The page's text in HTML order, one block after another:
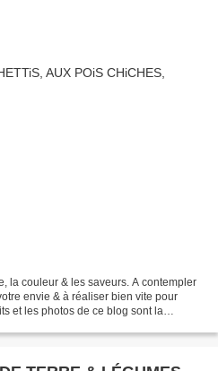
la couleur & les saveurs. A contempler
envie & à réaliser bien vite pour
et les photos de ce blog sont la